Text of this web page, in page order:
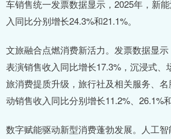
车销售统一发票数据显示，2025年，新
入同比分别增长24.3%和21.1%。
文旅融合点燃消费新活力。发票数据显
表演销售收入同比增长17.3%，沉浸式、
旅消费提质升级，旅行社及相关服务、
动销售收入同比分别增长11.2%、26.1%和
数字赋能驱动新型消费蓬勃发展。人工